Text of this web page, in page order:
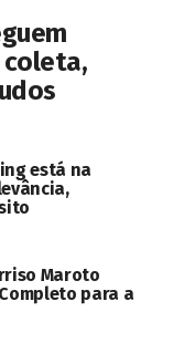
está na
Maroto
para a